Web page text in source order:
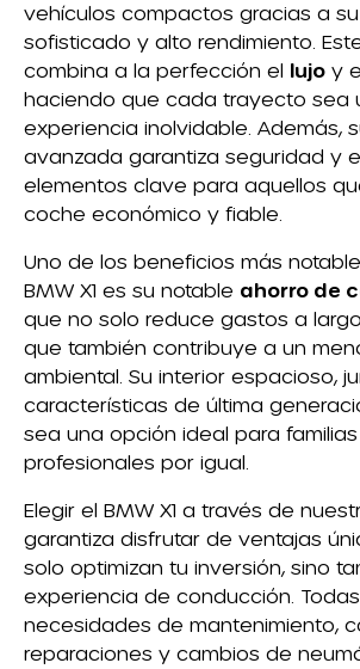
vehículos compactos gracias a
sofisticado y alto rendimiento.
combina a la perfección el lujo y
haciendo que cada trayecto sea
experiencia inolvidable. Además,
avanzada garantiza seguridad y
elementos clave para aquellos
coche económico y fiable.
Uno de los beneficios más
BMW X1 es su notable ahorro de
que no solo reduce gastos a
que también contribuye a un
ambiental. Su interior espacioso,
características de última
sea una opción ideal para
profesionales por igual.
Elegir el BMW X1 a través de
garantiza disfrutar de ventajas
solo optimizan tu inversión, sino
experiencia de conducción.
necesidades de mantenimiento,
reparaciones y cambios de